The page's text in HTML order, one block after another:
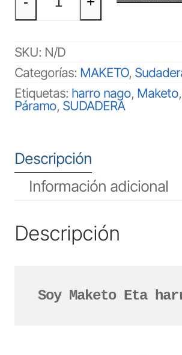
SKU: N/D
Categorías: MAKETO,
Etiquetas: harro nago, Maketo,
Páramo, SUDADERA
Descripción
Información adicional
Descripción
Soy Maketo Eta